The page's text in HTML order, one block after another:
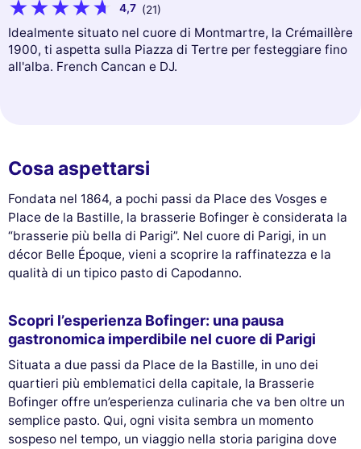
4,7 (21)
Idealmente situato nel cuore di Montmartre, la Crémaillère
1900, ti aspetta sulla Piazza di Tertre per festeggiare fino
all'alba. French Cancan e DJ.
Cosa aspettarsi
Fondata nel 1864, a pochi passi da Place des Vosges e
Place de la Bastille, la brasserie Bofinger è considerata la
“brasserie più bella di Parigi”. Nel cuore di Parigi, in un
décor Belle Époque, vieni a scoprire la raffinatezza e la
qualità di un tipico pasto di Capodanno.
Scopri l’esperienza Bofinger: una pausa
gastronomica imperdibile nel cuore di Parigi
Situata a due passi da Place de la Bastille, in uno dei
quartieri più emblematici della capitale, la Brasserie
Bofinger offre un’esperienza culinaria che va ben oltre un
semplice pasto. Qui, ogni visita sembra un momento
sospeso nel tempo, un viaggio nella storia parigina dove